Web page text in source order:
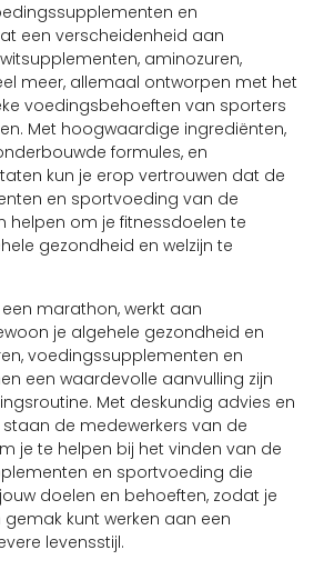
en
een verscheidenheid aan
aminozuren,
meer, allemaal ontworpen met het
voedingsbehoeften van sporters
Met hoogwaardige ingrediënten,
formules, en
kun je erop vertrouwen dat de
en sportvoeding van de
helpen om je fitnessdoelen te
gezondheid en welzijn te
marathon, werkt aan
je algehele gezondheid en
voedingssupplementen en
een waardevolle aanvulling zijn
Met deskundig advies en
staan de medewerkers van de
je te helpen bij het vinden van de
en sportvoeding die
doelen en behoeften, zodat je
kunt werken aan een
levensstijl.